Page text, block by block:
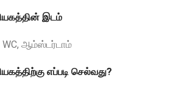
இடம்
WC, ஆம்ஸ்டர்டாம்
எப்படி செல்வது?